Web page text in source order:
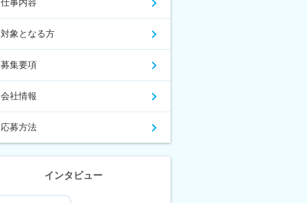
仕事内容
対象となる方
募集要項
会社情報
応募方法
インタビュー